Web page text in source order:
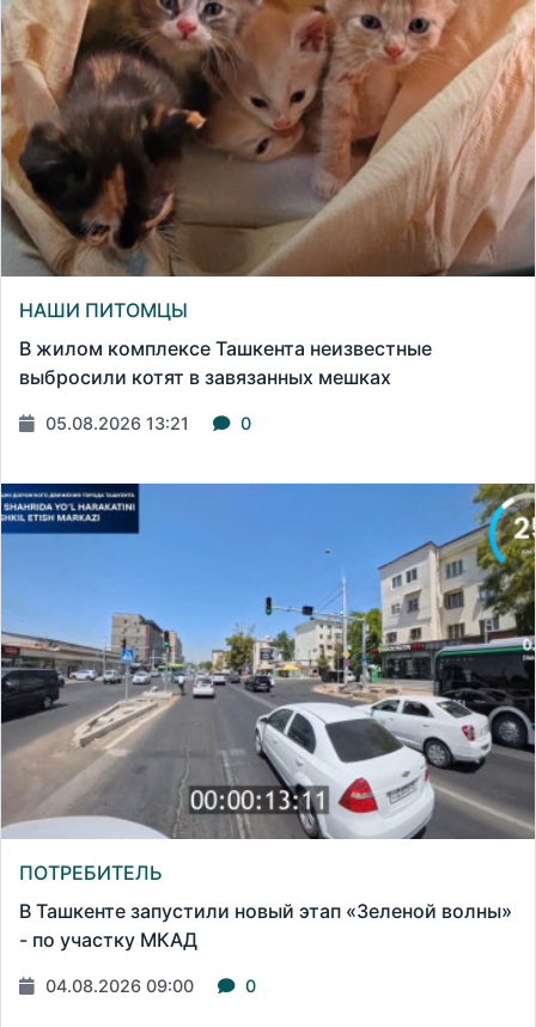
НАШИ ПИТОМЦЫ
В жилом комплексе Ташкента неизвестные
выбросили котят в завязанных мешках
05.08.2026 13:21 0
ПОТРЕБИТЕЛЬ
В Ташкенте запустили новый этап «Зеленой волны»
- по участку МКАД
04.08.2026 09:00 0